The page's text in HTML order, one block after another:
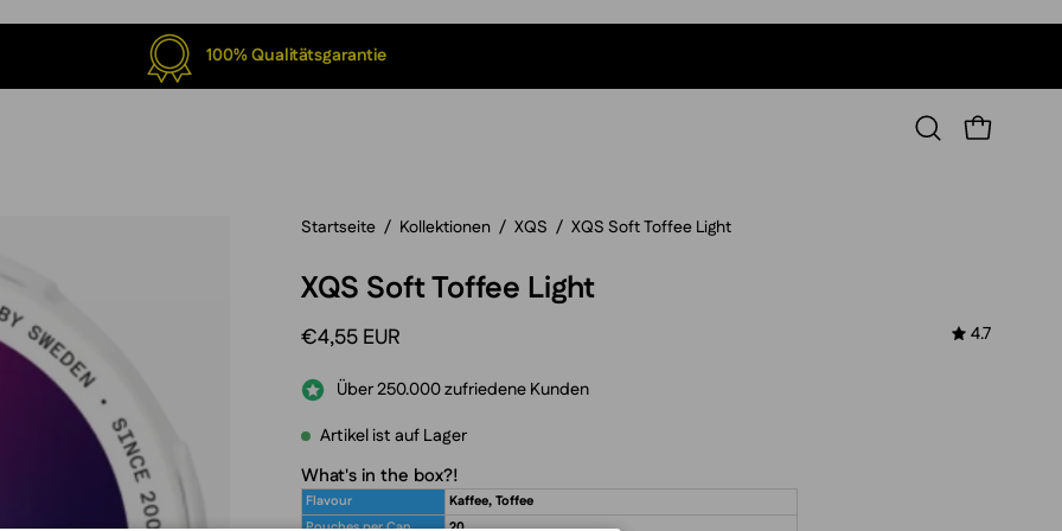
100% Qualitätsgarantie
Suchleiste
Startseite / Kollektionen / XQS / XQS Soft Toffee Light
XQS Soft Toffee Light
€4,55 EUR 4.7
Über 250.000 zufriedene Kunden
Artikel ist auf Lager
What's in the box?!
Flavour
Kaffee, Toffee
Pouches per Can
20